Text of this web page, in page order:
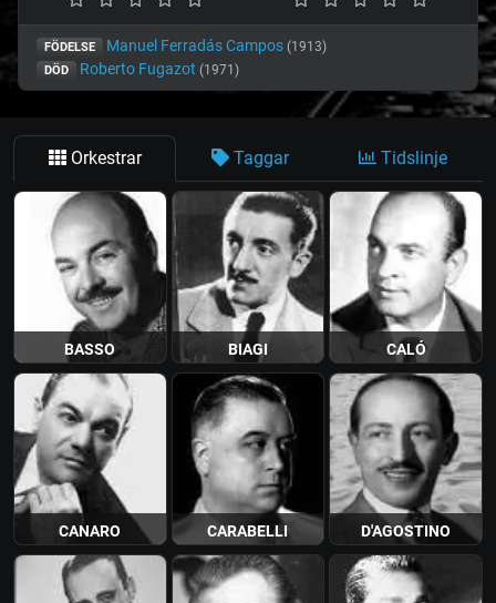
FÖDELSE Manuel Ferradás Campos (1913)
DÖD Roberto Fugazot (1971)
Orkestrar Taggar Tidslinje
BASSO BIAGI CALÓ
CANARO CARABELLI D'AGOSTINO